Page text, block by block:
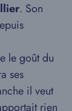
. Son
le goût du
ses
il veut
rien